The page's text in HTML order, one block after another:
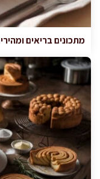
מתכונים בריאים